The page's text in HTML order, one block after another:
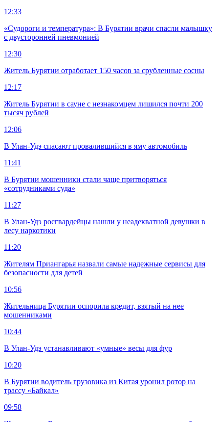
12:33
«Судороги и температура»: В Бурятии врачи спасли малышку
с двусторонней пневмонией
12:30
Житель Бурятии отработает 150 часов за срубленные сосны
12:17
Житель Бурятии в сауне с незнакомцем лишился почти 200
тысяч рублей
12:06
В Улан-Удэ спасают провалившийся в яму автомобиль
11:41
В Бурятии мошенники стали чаще притворяться
«сотрудниками суда»
11:27
В Улан-Удэ росгвардейцы нашли у неадекватной девушки в
лесу наркотики
11:20
Жителям Приангарья назвали самые надежные сервисы для
безопасности для детей
10:56
Жительница Бурятии оспорила кредит, взятый на нее
мошенниками
10:44
В Улан-Удэ устанавливают «умные» весы для фур
10:20
В Бурятии водитель грузовика из Китая уронил ротор на
трассу «Байкал»
09:58